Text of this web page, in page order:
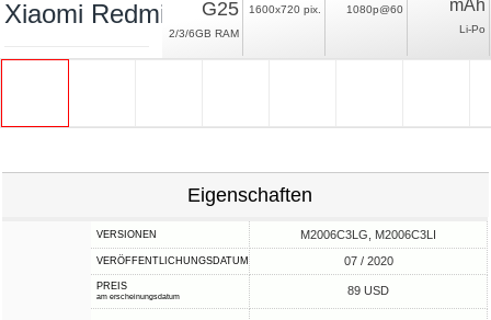
Xiaomi Redmi 9AG25
2/3/6GB RAM
1600x720 pix. 1080p@60
mAh
Li-Po
Eigenschaften
VERSIONEN M2006C3LG, M2006C3LI
VERÖFFENTLICHUNGSDATUM 07 / 2020
PREIS
am erscheinungsdatum 89 USD